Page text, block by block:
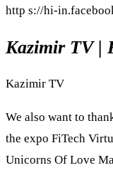
http s://hi-
Kazimir TV |
Kazimir TV
We also want to
the expo FiTech
Unicorns Of Love